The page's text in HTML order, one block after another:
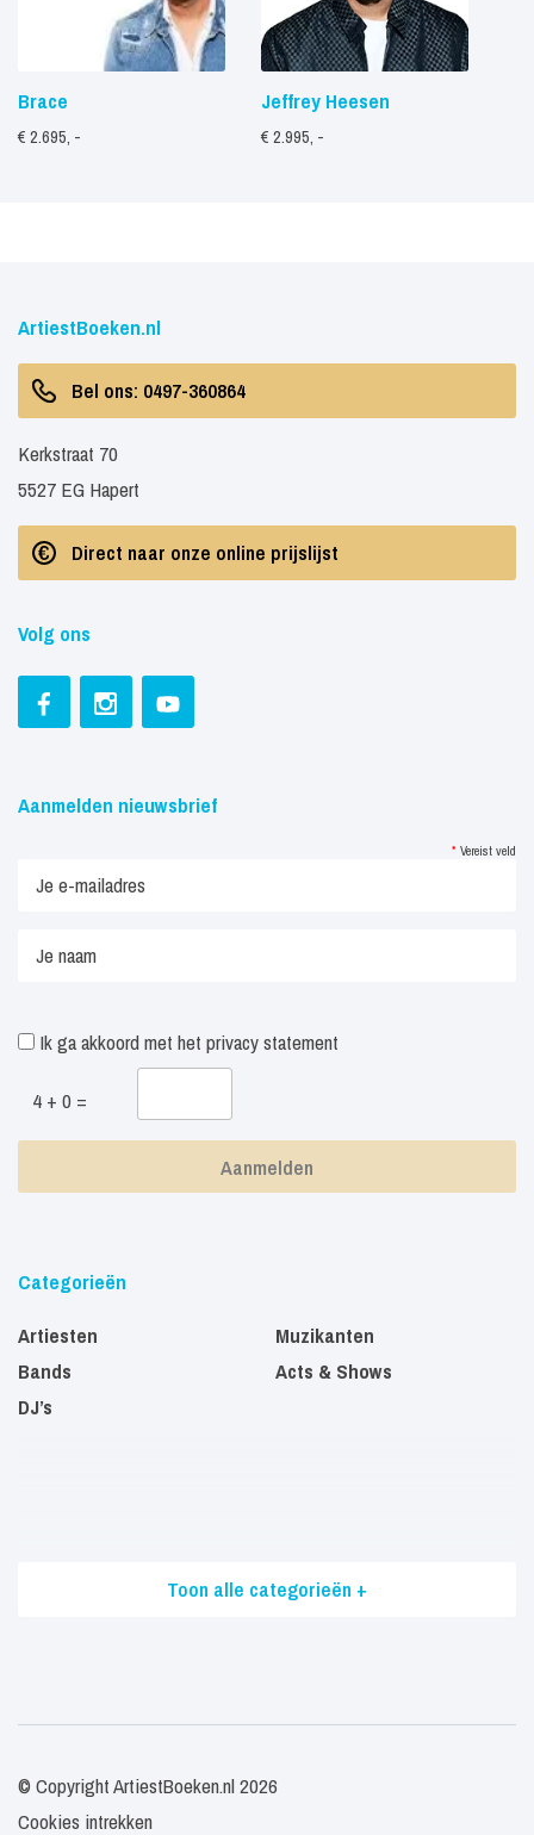
Brace
€ 2.695, -
Jeffrey Heesen
€ 2.995, -
ArtiestBoeken.nl
Bel ons: 0497-360864
Kerkstraat 70
5527 EG Hapert
Direct naar onze online prijslijst
Volg ons
Aanmelden nieuwsbrief
* Vereist veld
Ik ga akkoord met het privacy statement
4 + 0 =
Categorieën
Artiesten
Bands
DJ’s
Muzikanten
Acts & Shows
Toon alle categorieën +
© Copyright ArtiestBoeken.nl 2026
Cookies intrekken